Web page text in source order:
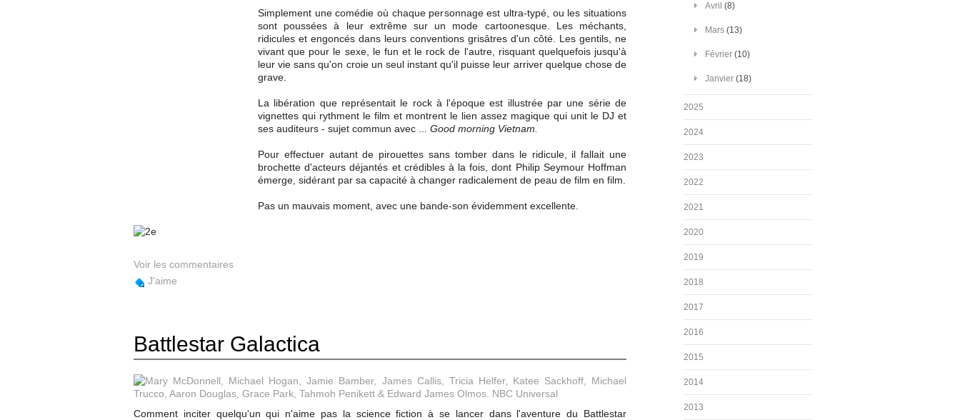
Simplement une comédie où chaque personnage est ultra-typé, ou les situations
sont poussées à leur extrême sur un mode cartoonesque. Les méchants,
ridicules et engoncés dans leurs conventions grisâtres d'un côté. Les gentils, ne
vivant que pour le sexe, le fun et le rock de l'autre, risquant quelquefois jusqu'à
leur vie sans qu'on croie un seul instant qu'il puisse leur arriver quelque chose de
grave.
La libération que représentait le rock à l'époque est illustrée par une série de
vignettes qui rythment le film et montrent le lien assez magique qui unit le DJ et
ses auditeurs - sujet commun avec ... Good morning Vietnam.
Pour effectuer autant de pirouettes sans tomber dans le ridicule, il fallait une
brochette d'acteurs déjantés et crédibles à la fois, dont Philip Seymour Hoffman
émerge, sidérant par sa capacité à changer radicalement de peau de film en film.
Pas un mauvais moment, avec une bande-son évidemment excellente.
Voir les commentaires
J'aime
Battlestar Galactica
Comment inciter quelqu'un qui n'aime pas la science fiction à se lancer dans l'aventure du Battlestar
Avril (8)
Mars (13)
Février (10)
Janvier (18)
2025
2024
2023
2022
2021
2020
2019
2018
2017
2016
2015
2014
2013